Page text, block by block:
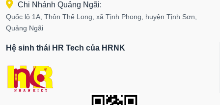
Chi Nhánh Quảng Ngãi:
Quốc lộ 1A, Thôn Thế Long, xã Tịnh Phong, huyện Tịnh Sơn,
Quảng Ngãi
Hệ sinh thái HR Tech của HRNK